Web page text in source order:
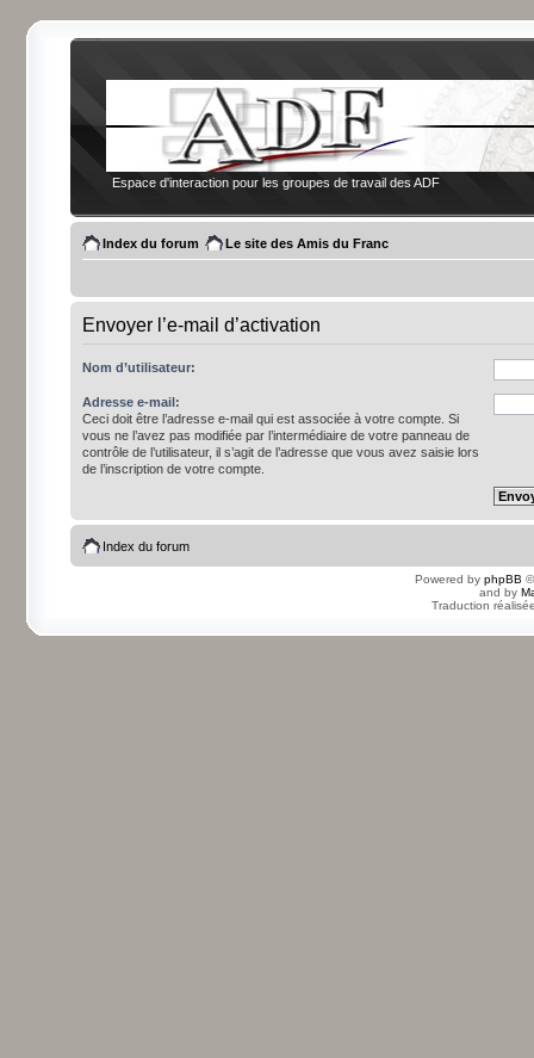
Espace d'interaction pour les groupes de travail des ADF
Index du forum Le site des Amis du Franc
Envoyer l’e-mail d’activation
Nom d’utilisateur:
Adresse e-mail:
Ceci doit être l’adresse e-mail qui est associée à votre compte. Si
vous ne l’avez pas modifiée par l’intermédiaire de votre panneau de
contrôle de l’utilisateur, il s’agit de l’adresse que vous avez saisie lors
de l’inscription de votre compte.
Index du forum
Powered by phpBB
and by
Traduction